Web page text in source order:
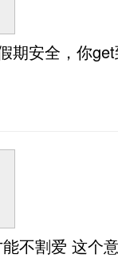
期安全，你get
能不割爱 这个